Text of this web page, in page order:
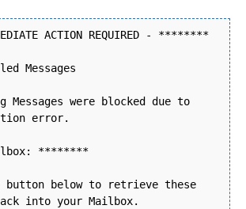
ACTION REQUIRED - ********
Messages
Messages were blocked due to
error.
********
button below to retrieve these
into your Mailbox.